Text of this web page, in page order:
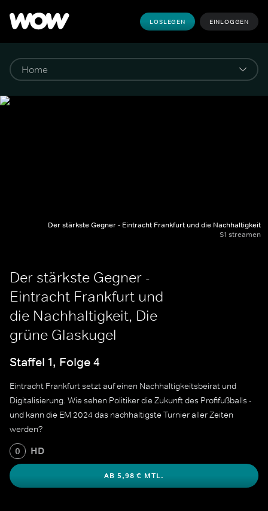
LOSLEGEN EINLOGGEN
Der stärkste Gegner - Eintracht Frankfurt und die Nachhaltigkeit
S1 streamen
Der stärkste Gegner -
Eintracht Frankfurt und
die Nachhaltigkeit, Die
grüne Glaskugel
Staffel 1, Folge 4
Eintracht Frankfurt setzt auf einen Nachhaltigkeitsbeirat und
Digitalisierung. Wie sehen Politiker die Zukunft des Profifußballs -
und kann die EM 2024 das nachhaltigste Turnier aller Zeiten
werden?
0 HD
AB 5,98 € MTL.